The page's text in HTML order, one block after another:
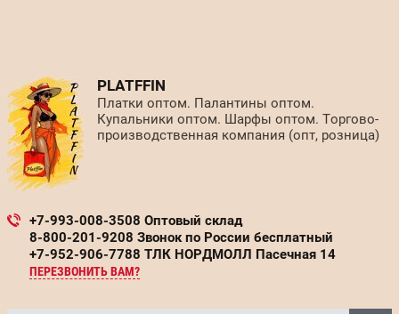
PLATFFIN
Платки оптом. Палантины оптом.
Купальники оптом. Шарфы оптом. Торгово-
производственная компания (опт, розница)
+7-993-008-3508 Оптовый склад
8-800-201-9208 Звонок по России бесплатный
+7-952-906-7788 ТЛК НОРДМОЛЛ Пасечная 14
ПЕРЕЗВОНИТЬ ВАМ?